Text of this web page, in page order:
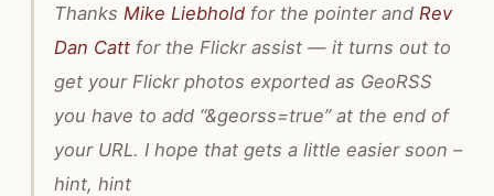
Thanks Mike Liebhold for the pointer and Rev
Dan Catt for the Flickr assist — it turns out to
get your Flickr photos exported as GeoRSS
you have to add “&georss=true” at the end of
your URL. I hope that gets a little easier soon –
hint, hint